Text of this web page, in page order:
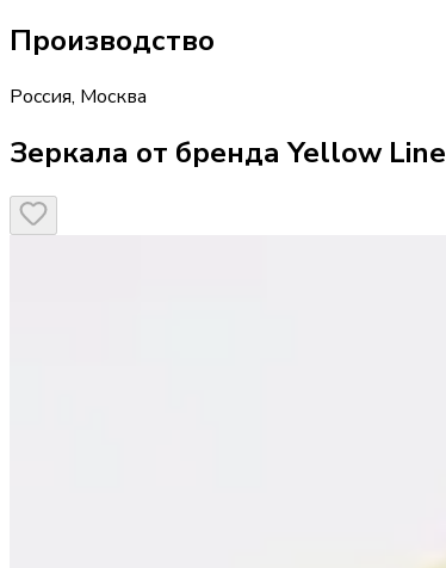
Производство
Россия, Москва
Зеркала от бренда Yellow Line